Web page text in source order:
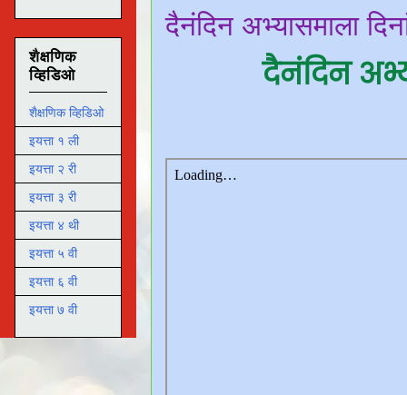
दैनंदिन अभ्यासमाला
दैनंदिन
शैक्षणिक
व्हिडिओ
शैक्षणिक व्हिडिओ
इयत्ता १ ली
इयत्ता २ री
इयत्ता ३ री
इयत्ता ४ थी
इयत्ता ५ वी
इयत्ता ६ वी
इयत्ता ७ वी